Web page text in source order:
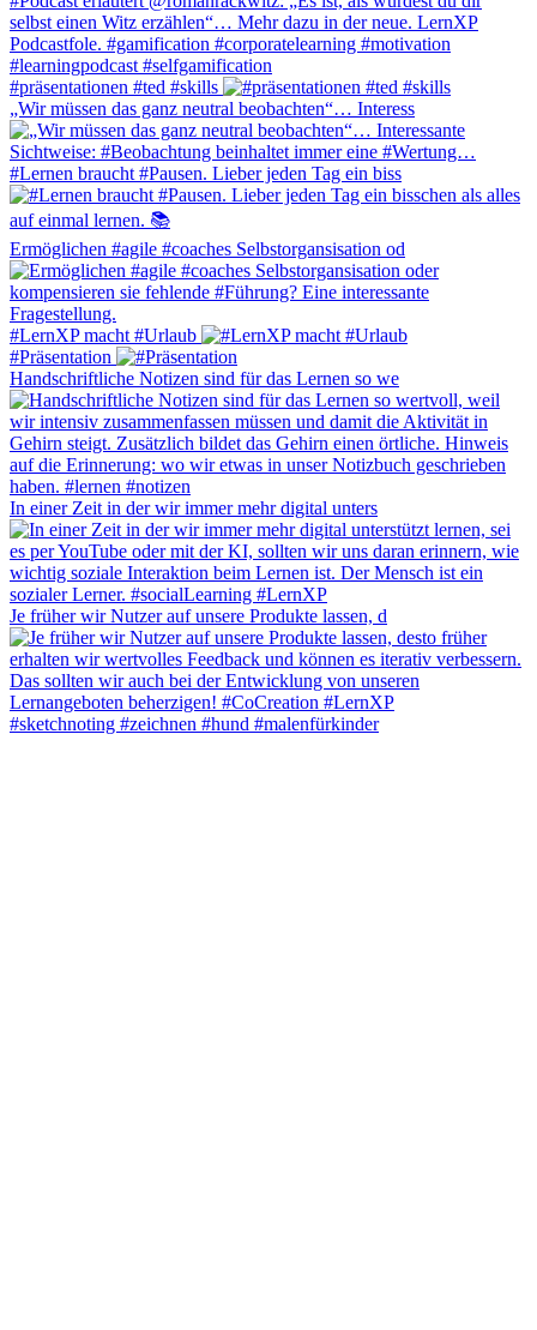
#präsentationen #ted #skills
„Wir müssen das ganz neutral beobachten“… Interess
#Lernen braucht #Pausen. Lieber jeden Tag ein biss
Ermöglichen #agile #coaches Selbstorgansisation od
#LernXP macht #Urlaub
#Präsentation
Handschriftliche Notizen sind für das Lernen so we
In einer Zeit in der wir immer mehr digital unters
Je früher wir Nutzer auf unsere Produkte lassen, d
#sketchnoting #zeichnen #hund #malenfürkinder